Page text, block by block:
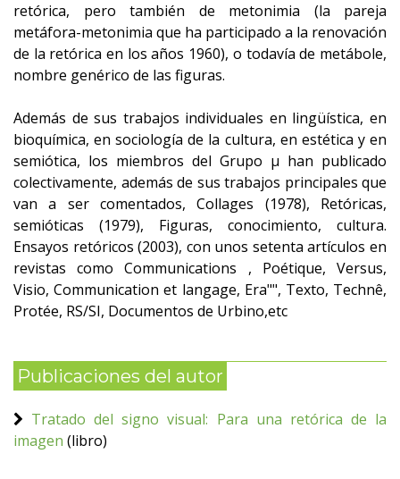
retórica, pero también de metonimia (la pareja
metáfora-metonimia que ha participado a la renovación
de la retórica en los años 1960), o todavía de metábole,
nombre genérico de las figuras.
Además de sus trabajos individuales en lingüística, en
bioquímica, en sociología de la cultura, en estética y en
semiótica, los miembros del Grupo µ han publicado
colectivamente, además de sus trabajos principales que
van a ser comentados, Collages (1978), Retóricas,
semióticas (1979), Figuras, conocimiento, cultura.
Ensayos retóricos (2003), con unos setenta artículos en
revistas como Communications , Poétique, Versus,
Visio, Communication et langage, Era"", Texto, Technê,
Protée, RS/SI, Documentos de Urbino,etc
Publicaciones del autor
Tratado del signo visual: Para una retórica de la
imagen (libro)